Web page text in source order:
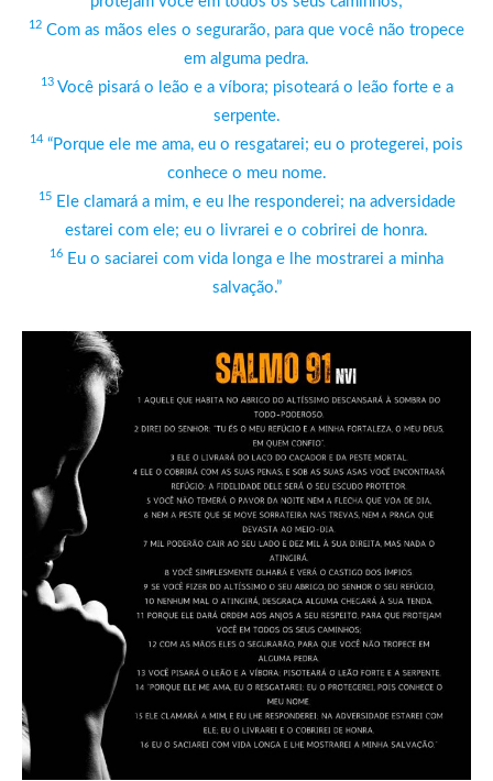
12 Com as mãos eles o segurarão, para que você não tropece
em alguma pedra.
13 Você pisará o leão e a víbora; pisoteará o leão forte e a
serpente.
14 “Porque ele me ama, eu o resgatarei; eu o protegerei, pois
conhece o meu nome.
15Ele clamará a mim, e eu lhe responderei; na adversidade
estarei com ele; eu o livrarei e o cobrirei de honra.
16 Eu o saciarei com vida longa e lhe mostrarei a minha
salvação.”